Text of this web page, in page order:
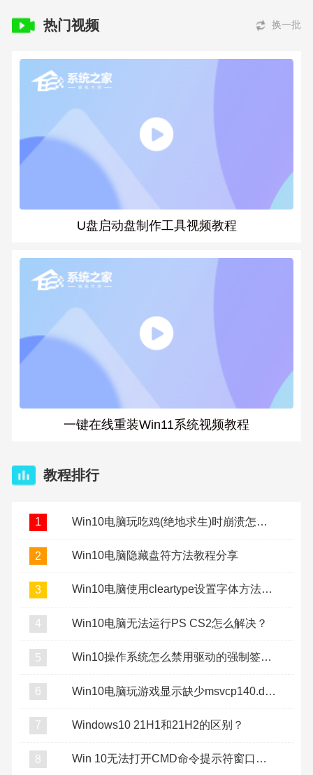
热门视频 换一批
U盘启动盘制作工具视频教程
一键在线重装Win11系统视频教程
教程排行
1 Win10电脑玩吃鸡(绝地求生)时崩溃怎么办？
2 Win10电脑隐藏盘符方法教程分享
3 Win10电脑使用cleartype设置字体方法教程
4 Win10电脑无法运行PS CS2怎么解决？
5 Win10操作系统怎么禁用驱动的强制签名？
6 Win10电脑玩游戏显示缺少msvcp140.dll怎么办？
7 Windows10 21H1和21H2的区别？
8 Win 10无法打开CMD命令提示符窗口怎么办？